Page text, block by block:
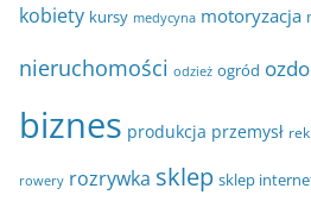
kobiety kursy medycyna motoryzacja
nieruchomości odzież ogród
biznes produkcja przemysł
rowery rozrywka sklep sklep